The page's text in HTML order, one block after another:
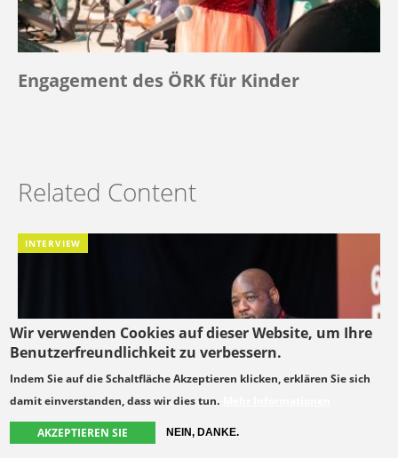
Wir verwenden Cookies auf dieser Website, um Ihre
Benutzerfreundlichkeit zu verbessern.
Indem Sie auf die Schaltfläche Akzeptieren klicken, erklären Sie sich
damit einverstanden, dass wir dies tun.
AKZEPTIEREN SIE NEIN, DANKE.
Engagement des ÖRK für Kinder
Related Content
INTERVIEW